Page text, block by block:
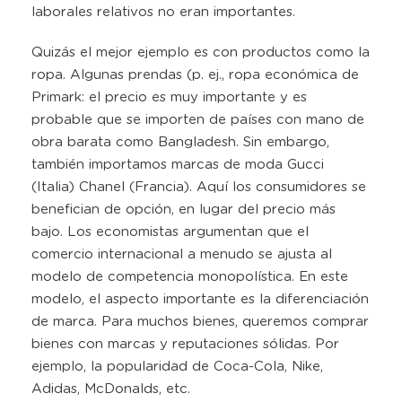
laborales relativos no eran importantes.
Quizás el mejor ejemplo es con productos como la
ropa. Algunas prendas (p. ej., ropa económica de
Primark: el precio es muy importante y es
probable que se importen de países con mano de
obra barata como Bangladesh. Sin embargo,
también importamos marcas de moda Gucci
(Italia) Chanel (Francia). Aquí los consumidores se
benefician de opción, en lugar del precio más
bajo. Los economistas argumentan que el
comercio internacional a menudo se ajusta al
modelo de competencia monopolística. En este
modelo, el aspecto importante es la diferenciación
de marca. Para muchos bienes, queremos comprar
bienes con marcas y reputaciones sólidas. Por
ejemplo, la popularidad de Coca-Cola, Nike,
Adidas, McDonalds, etc.